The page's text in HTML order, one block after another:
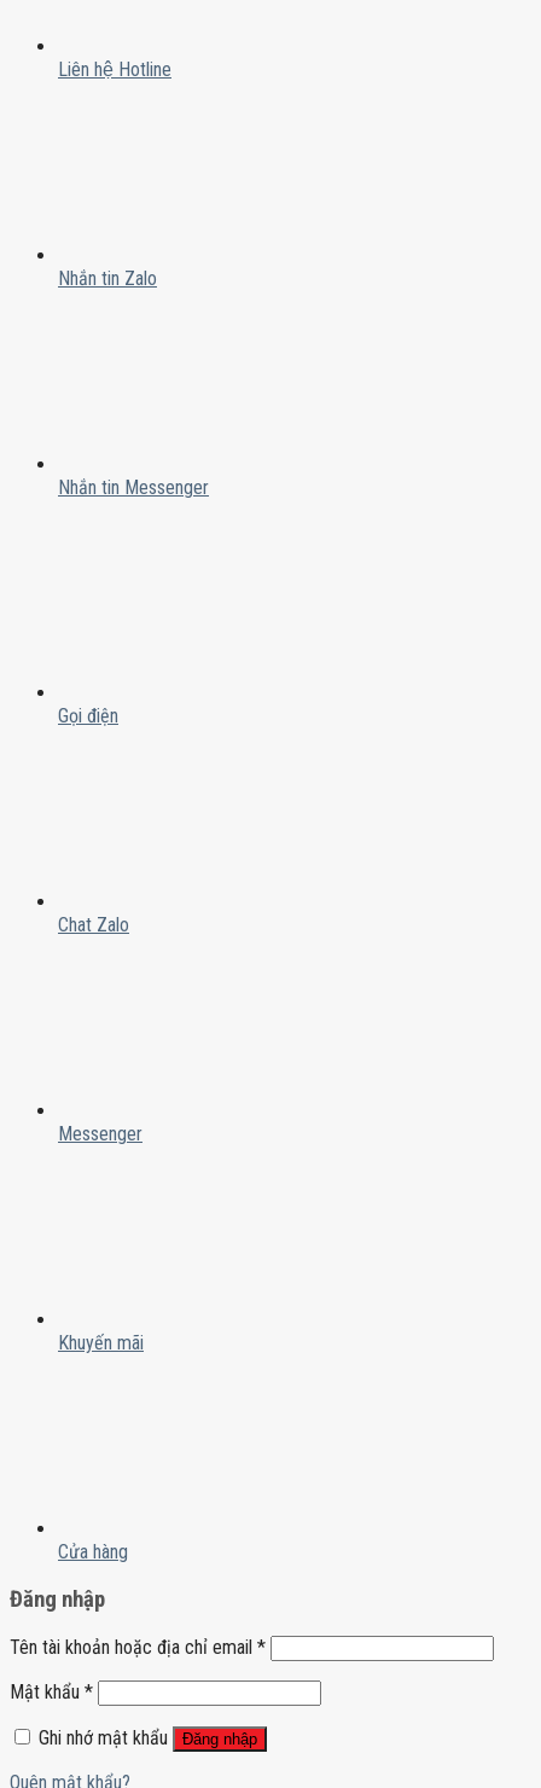
Liên hệ Hotline
Nhắn tin Zalo
Nhắn tin Messenger
Gọi điện
Chat Zalo
Messenger
Khuyến mãi
Cửa hàng
Đăng nhập
Tên tài khoản hoặc địa chỉ email *
Mật khẩu *
Ghi nhớ mật khẩu
Đăng nhập
Quên mật khẩu?